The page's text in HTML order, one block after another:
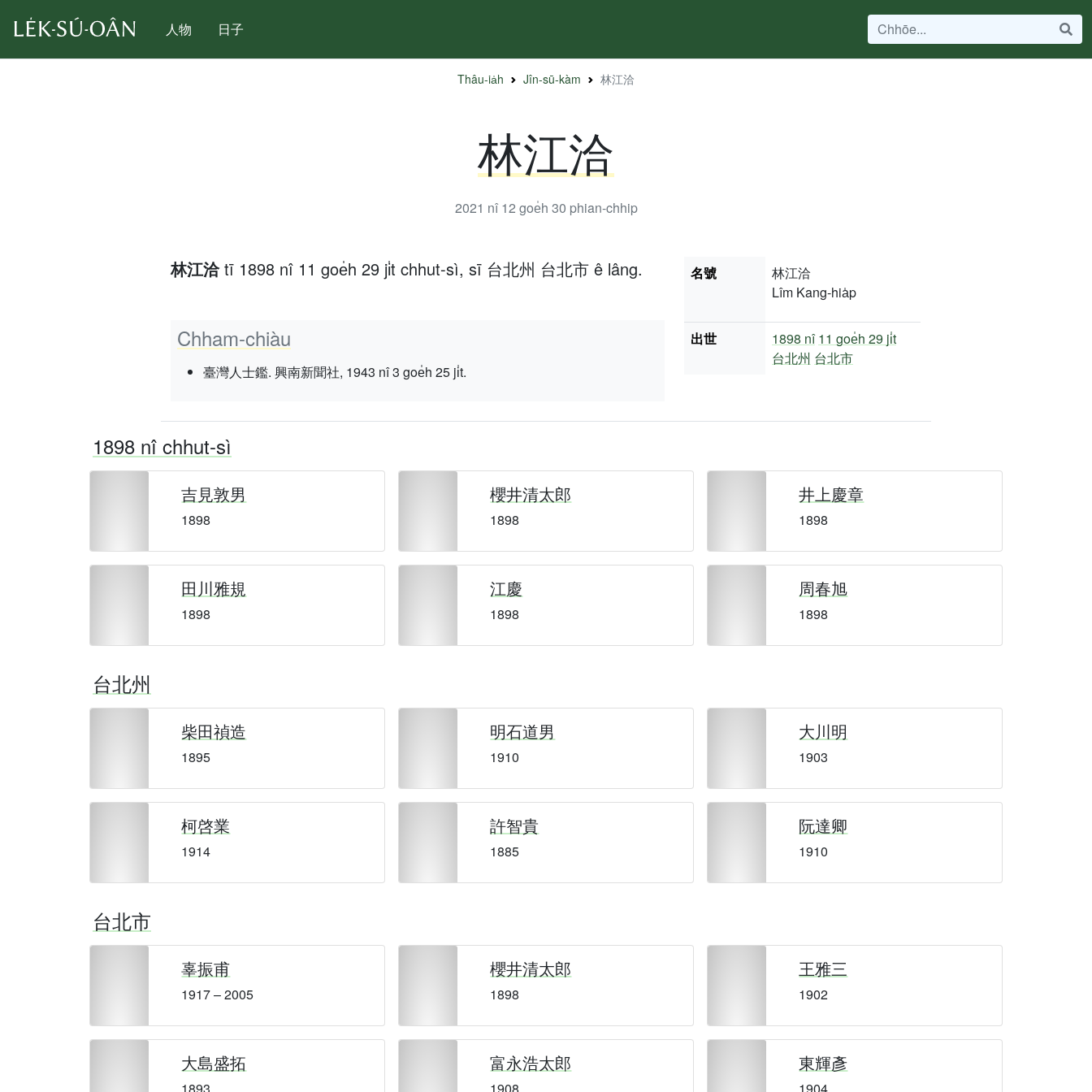
人物 日子
Thâu-ia̍h Jîn-sū-kàm 林江洽
林江洽
2021 nî 12 goe̍h 30 phian-chhip
林江洽tī 1898 nî 11 goe̍h 29 ji̍t chhut-sì, sī 台北州 台北市 ê lâng.
Chham-chiàu
臺灣人士鑑. 興南新聞社, 1943 nî 3 goe̍h 25 ji̍t.
名號
林江洽
Lîm Kang-hia̍p
出世 1898 nî 11 goe̍h 29 ji̍t
台北州 台北市
1898 nî chhut-sì
吉見敦男
1898
櫻井清太郎
1898
井上慶章
1898
田川雅規
1898
江慶
1898
周春旭
1898
台北州
柴田禎造
1895
明石道男
1910
大川明
1903
柯啓業
1914
許智貴
1885
阮達卿
1910
台北市
辜振甫
1917 – 2005
櫻井清太郎
1898
王雅三
1902
大島盛拓 富永浩太郎 東輝彥